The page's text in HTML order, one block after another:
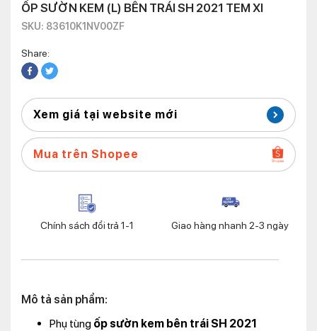
ỐP SƯỜN KEM (L) BÊN TRÁI SH 2021 TEM XI
SKU: 83610K1NV00ZF
Share:
Xem giá tại website mới
Mua trên Shopee
Chính sách đổi trả 1-1 Giao hàng nhanh 2-3 ngày
Mô tả sản phẩm:
Phụ tùng ốp sườn kem bên trái SH 2021